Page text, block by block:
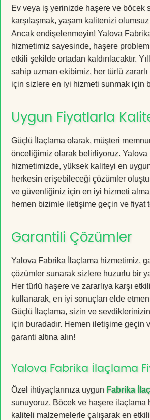
Ev veya iş yerinizde haşere ve böcek
karşılaşmak, yaşam kalitenizi
Ancak endişelenmeyin! Yalova
hizmetimiz sayesinde, haşere
etkili şekilde ortadan kaldırılacaktır.
sahip uzman ekibimiz, her türlü zararlı
için sizlere en iyi hizmeti sunmak için
Uygun Fiyatlarla
Güçlü İlaçlama olarak, müşteri
önceliğimiz olarak belirliyoruz. Yalova
hizmetimizde, yüksek kaliteyi en
herkesin erişebileceği çözümler
ve güvenliğiniz için en iyi hizmeti
hemen bizimle iletişime geçin ve fiyat
Garantili Çözümler
Yalova Fabrika İlaçlama hizmetimiz,
çözümler sunarak sizlere huzurlu bir
Her türlü haşere ve zararlıya karşı
kullanarak, en iyi sonuçları elde
Güçlü İlaçlama, sizin ve sevdiklerinizin
için buradadır. Hemen iletişime geçin
garanti altına alın!
Yalova Fabrika İlaçlama
Özel ihtiyaçlarınıza uygun Fabrika
sunuyoruz. Böcek ve haşere ilaçlama
kaliteli malzemelerle çalışarak en